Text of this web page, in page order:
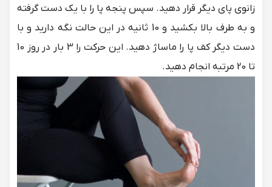
زانوی پای دیگر قرار دهید. سپس پنجه پا را با یک دست گرفته
و به طرف بالا بکشید و 10 ثانیه در این حالت نگه دارید و با
دست دیگر کف پا را ماساژ دهید. این حرکت را 3 بار در روز 10
تا 20 مرتبه انجام دهید.